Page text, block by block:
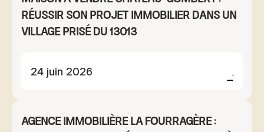
réussir son projet immobilier dans un
village prisé du 13013
24 juin 2026
Agence immobilière La Fourragère :